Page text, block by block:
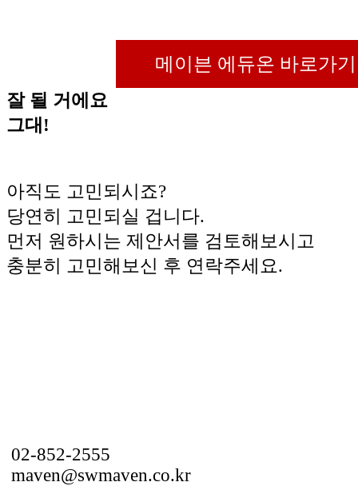
메이븐 에듀온 바로가기
잘 될 거에요
그대!
아직도 고민되시죠?
당연히 고민되실 겁니다.
먼저 원하시는 제안서를 검토해보시고
충분히 고민해보신 후 연락주세요.
02-852-2555
maven@swmaven.co.kr